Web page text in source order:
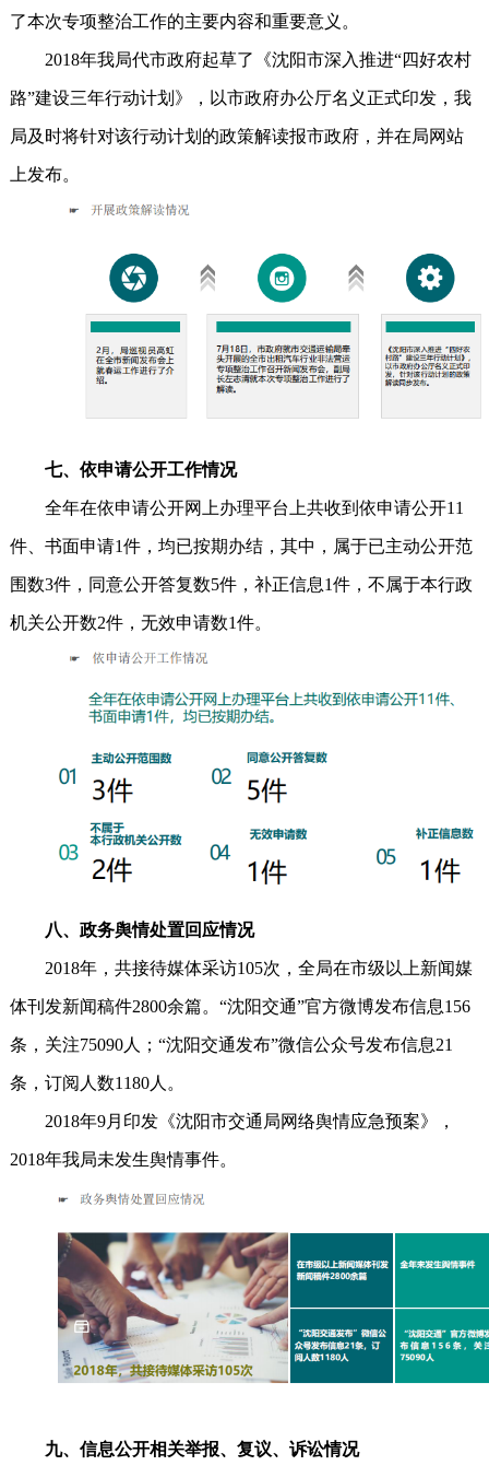
了本次专项整治工作的主要内容和重要意义。
2018年我局代市政府起草了《沈阳市深入推进“四好农村
路”建设三年行动计划》，以市政府办公厅名义正式印发，我
局及时将针对该行动计划的政策解读报市政府，并在局网站
上发布。
七、依申请公开工作情况
全年在依申请公开网上办理平台上共收到依申请公开11
件、书面申请1件，均已按期办结，其中，属于已主动公开范
围数3件，同意公开答复数5件，补正信息1件，不属于本行政
机关公开数2件，无效申请数1件。
八、政务舆情处置回应情况
2018年，共接待媒体采访105次，全局在市级以上新闻媒
体刊发新闻稿件2800余篇。“沈阳交通”官方微博发布信息156
条，关注75090人；“沈阳交通发布”微信公众号发布信息21
条，订阅人数1180人。
2018年9月印发《沈阳市交通局网络舆情应急预案》，
2018年我局未发生舆情事件。
九、信息公开相关举报、复议、诉讼情况